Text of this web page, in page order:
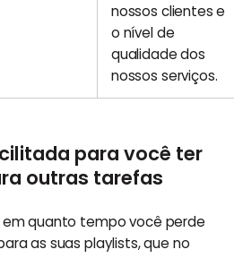
nossos clientes e
o nível de
qualidade dos
nossos serviços.
para você ter
outras tarefas
quanto tempo você perde
as suas playlists, que no